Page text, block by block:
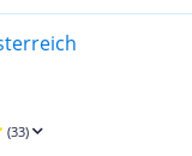
(33)